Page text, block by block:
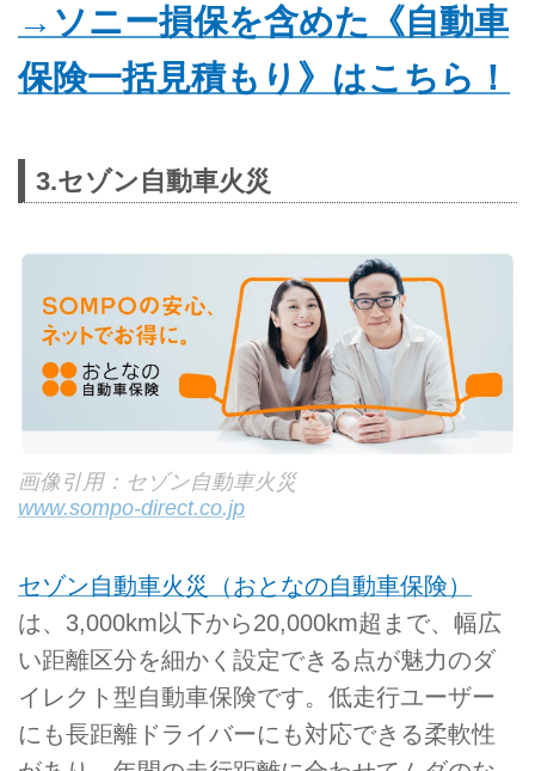
→ソニー損保を含めた《自動車
保険一括見積もり》はこちら！
3.セゾン自動車火災
画像引用：セゾン自動車火災
www.sompo-direct.co.jp
セゾン自動車火災（おとなの自動車保険）
は、3,000km以下から20,000km超まで、幅広
い距離区分を細かく設定できる点が魅力のダ
イレクト型自動車保険です。低走行ユーザー
にも長距離ドライバーにも対応できる柔軟性